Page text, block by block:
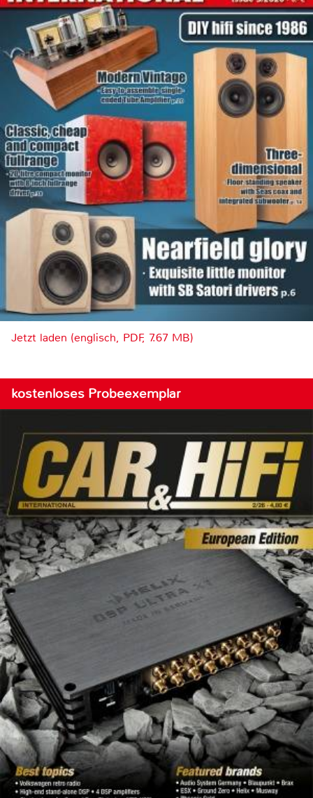
Jetzt laden (englisch, PDF, 7.67 MB)
kostenloses Probeexemplar